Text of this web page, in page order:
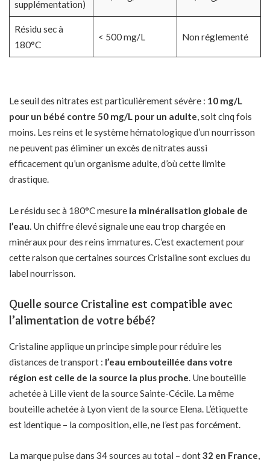
supplémentation)
Résidu sec à
180°C
< 500 mg/L Non réglementé
Le seuil des nitrates est particulièrement sévère : 10 mg/L
pour un bébé contre 50 mg/L pour un adulte, soit cinq fois
moins. Les reins et le système hématologique d’un nourrisson
ne peuvent pas éliminer un excès de nitrates aussi
efficacement qu’un organisme adulte, d’où cette limite
drastique.
Le résidu sec à 180°C mesure la minéralisation globale de
l’eau. Un chiffre élevé signale une eau trop chargée en
minéraux pour des reins immatures. C’est exactement pour
cette raison que certaines sources Cristaline sont exclues du
label nourrisson.
Quelle source Cristaline est compatible avec
l’alimentation de votre bébé?
Cristaline applique un principe simple pour réduire les
distances de transport : l’eau embouteillée dans votre
région est celle de la source la plus proche. Une bouteille
achetée à Lille vient de la source Sainte-Cécile. La même
bouteille achetée à Lyon vient de la source Elena. L’étiquette
est identique – la composition, elle, ne l’est pas forcément.
La marque puise dans 34 sources au total – dont32 en France,